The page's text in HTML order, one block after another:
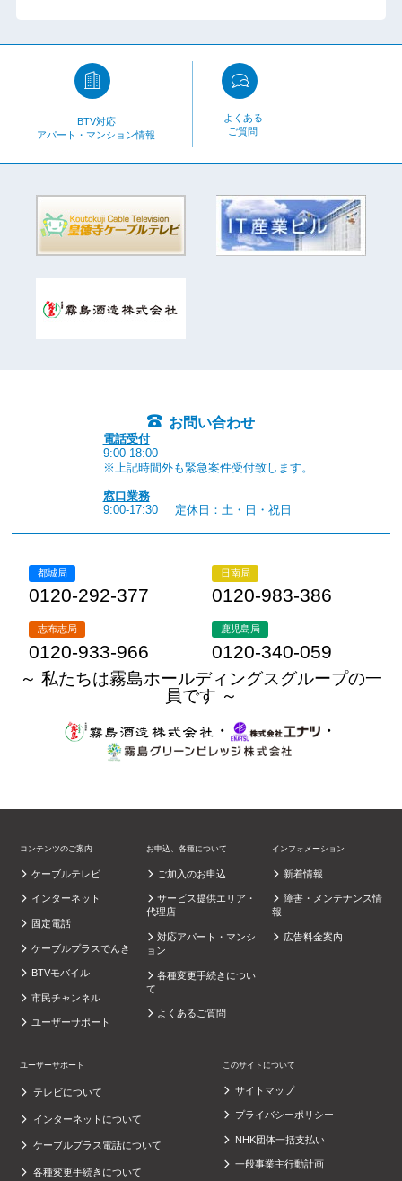
BTV対応
アパート・マンション情報
よくある
ご質問
お問い合わせ
電話受付
9:00-18:00
※上記時間外も緊急案件受付致します。
窓口業務
9:00-17:30
定休日：土・日・祝日
都城局
0120-292-377
日南局
0120-983-386
志布志局
0120-933-966
鹿児島局
0120-340-059
～ 私たちは霧島ホールディングスグループの一
員です ～
・
・
コンテンツのご案内
ケーブルテレビ
インターネット
固定電話
ケーブルプラスでんき
BTVモバイル
市民チャンネル
ユーザーサポート
お申込、各種について
ご加入のお申込
サービス提供エリア・
代理店
対応アパート・マンシ
ョン
各種変更手続きについ
て
よくあるご質問
インフォメーション
新着情報
障害・メンテナンス情
報
広告料金案内
ユーザーサポート
テレビについて
インターネットについて
ケーブルプラス電話について
各種変更手続きについて
このサイトについて
サイトマップ
プライバシーポリシー
NHK団体一括支払い
一般事業主行動計画